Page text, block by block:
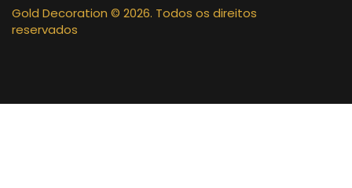
Gold Decoration © 2026. Todos os direitos
reservados